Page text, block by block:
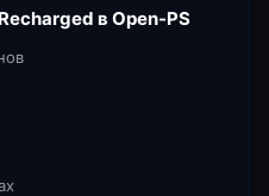
в Open-PS